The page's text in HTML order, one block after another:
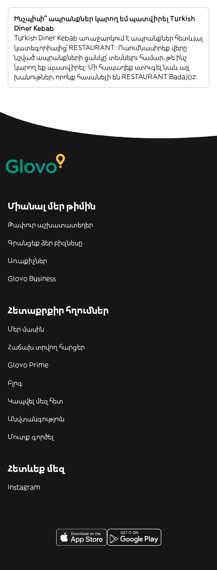
Ինչպիսի՞ ապրանքներ կարող եմ պատվիրել Turkish
Diner Kebab
Turkish Diner Kebab առաջարկում է ապրանքներ հետևյալ
կատեգորիայից՝ RESTAURANT: Ուսումնասիրեք վերը
նշված ապրանքների ցանկը՝ տեսնելու համար, թե ինչ
կարող եք պատվիրել: Մի հապաղեք ստուգել նաև այլ
խանութներ, որոնք հասանելի են RESTAURANT Badajoz:
Միանալ մեր թիմին
Թափուր աշխատատեղեր
Գրանցեք ձեր բիզնեսը
Առաքիչներ
Glovo Business
Հետաքրքիր հղումներ
Մեր մասին
Հաճախ տրվող հարցեր
Glovo Prime
Բլոգ
Կապվել մեզ հետ
Անվտանգություն
Մուտք գործել
Հետևեք մեզ
Instagram